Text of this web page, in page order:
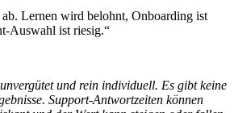
Lernen wird belohnt, Onboarding ist
Auswahl ist riesig.“
und rein individuell. Es gibt keine
Support-Antwortzeiten können